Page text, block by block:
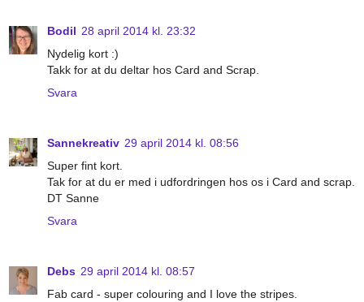
Bodil 28 april 2014 kl. 23:32
Nydelig kort :)
Takk for at du deltar hos Card and Scrap.
Svara
Sannekreativ 29 april 2014 kl. 08:56
Super fint kort.
Tak for at du er med i udfordringen hos os i Card and scrap.
DT Sanne
Svara
Debs 29 april 2014 kl. 08:57
Fab card - super colouring and I love the stripes.